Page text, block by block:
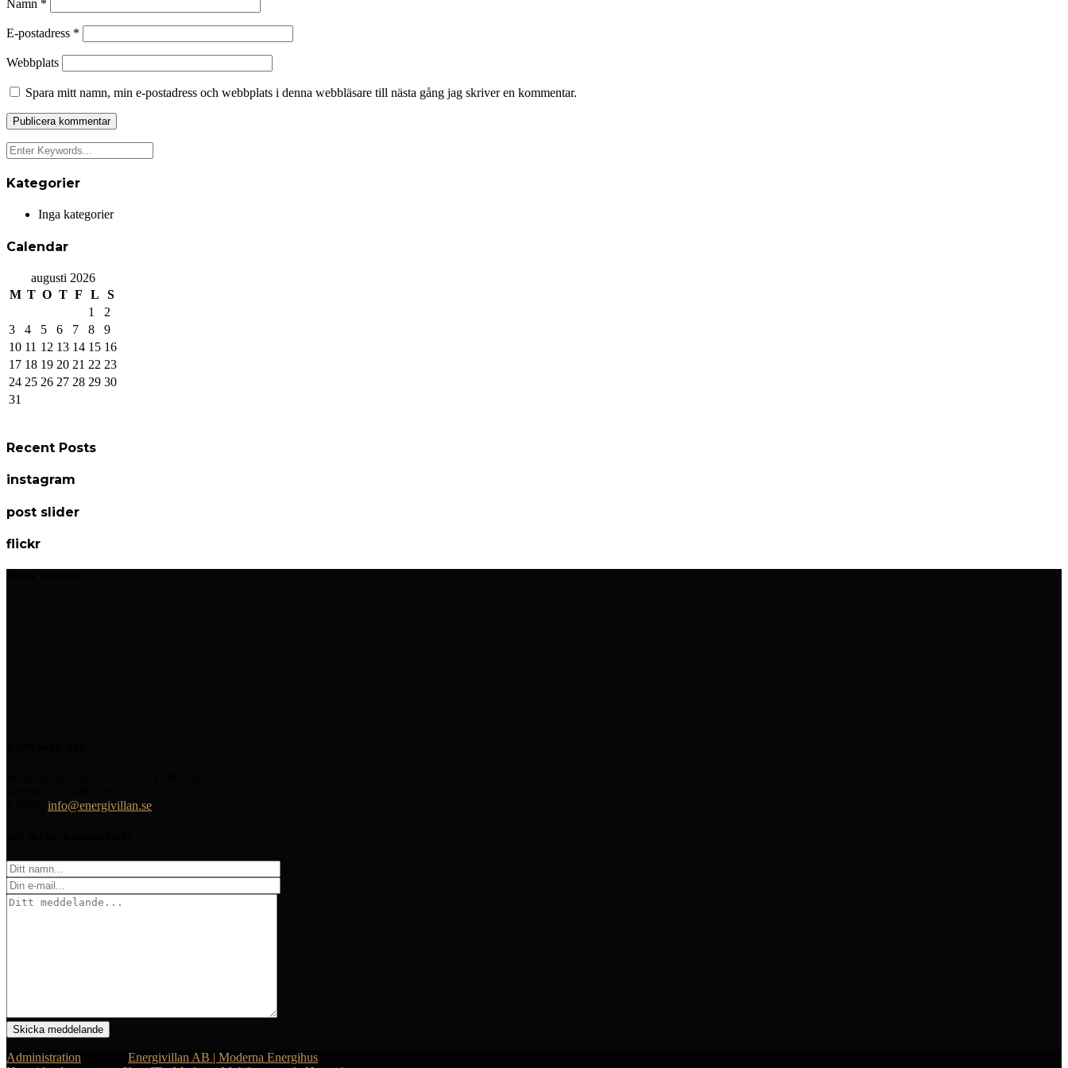
Namn *
E-postadress *
Webbplats
Spara mitt namn, min e-postadress och webbplats i denna webbläsare till nästa gång jag skriver en kommentar.
Kategorier
Inga kategorier
Calendar
augusti 2026
M T O T F L
S
1
2
3
4 5 6 7 8
9
10 11 12 13 14 15 16
17 18 19 20 21 22 23
24 25 26 27 28 29 30
31
Recent Posts
instagram
post slider
flickr
info@energivillan.se
Administration
Energivillan AB | Moderna Energihus